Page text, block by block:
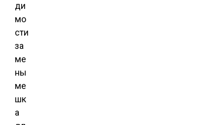
ди
мо
сти
за
ме
ны
ме
шк
а